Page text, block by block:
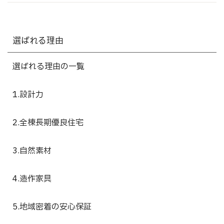
選ばれる理由
選ばれる理由の一覧
1.設計力
2.全棟長期優良住宅
3.自然素材
4.造作家具
5.地域密着の安心保証